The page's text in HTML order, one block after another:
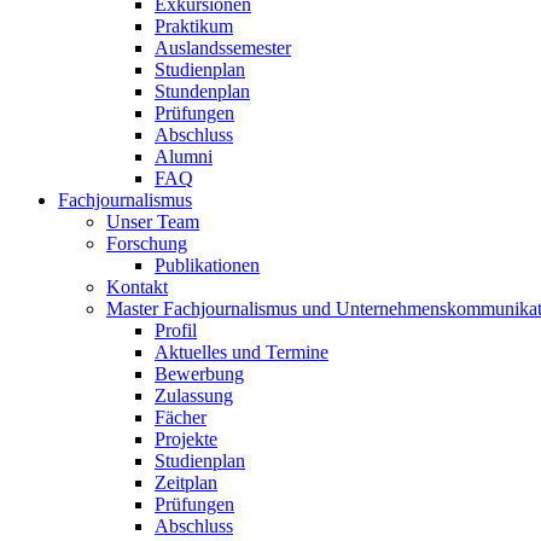
Exkursionen
Praktikum
Auslandssemester
Studienplan
Stundenplan
Prüfungen
Abschluss
Alumni
FAQ
Fachjournalismus
Unser Team
Forschung
Publikationen
Kontakt
Master Fachjournalismus und
Profil
Aktuelles und Termine
Bewerbung
Zulassung
Fächer
Projekte
Studienplan
Zeitplan
Prüfungen
Abschluss